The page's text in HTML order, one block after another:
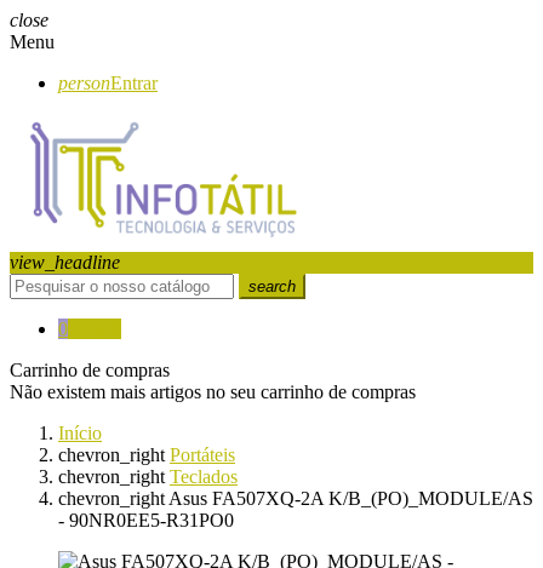
close
Menu
personEntrar
view_headline
search
0
Carrinho de compras
Não existem mais artigos no seu carrinho de compras
Início
chevron_right Portáteis
chevron_right Teclados
chevron_rightAsus FA507XQ-2A K/B_(PO)_MODULE/AS
- 90NR0EE5-R31PO0